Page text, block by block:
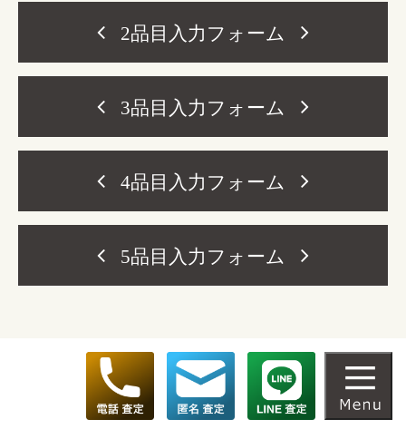
2品目入力フォーム
3品目入力フォーム
4品目入力フォーム
5品目入力フォーム
お客様情報(必須)